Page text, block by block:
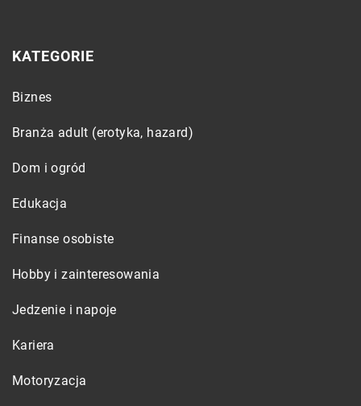
KATEGORIE
Biznes
Branża adult (erotyka, hazard)
Dom i ogród
Edukacja
Finanse osobiste
Hobby i zainteresowania
Jedzenie i napoje
Kariera
Motoryzacja